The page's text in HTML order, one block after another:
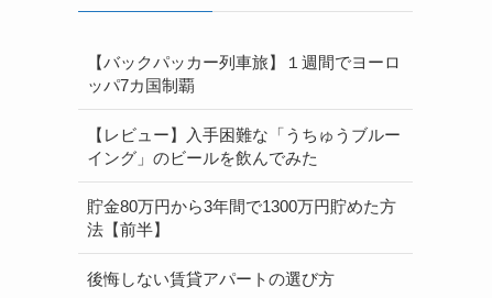
【バックパッカー列車旅】１週間でヨーロ
ッパ7カ国制覇
【レビュー】入手困難な「うちゅうブルー
イング」のビールを飲んでみた
貯金80万円から3年間で1300万円貯めた方
法【前半】
後悔しない賃貸アパートの選び方